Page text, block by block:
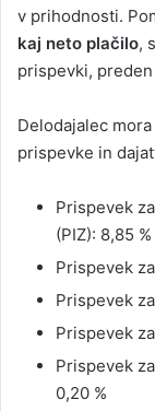
v prihodnosti.
kaj neto plačilo,
prispevki,
Delodajalec
prispevke in
Prispevek
(PIZ): 8,85 %
Prispevek
Prispevek
Prispevek
Prispevek
0,20 %